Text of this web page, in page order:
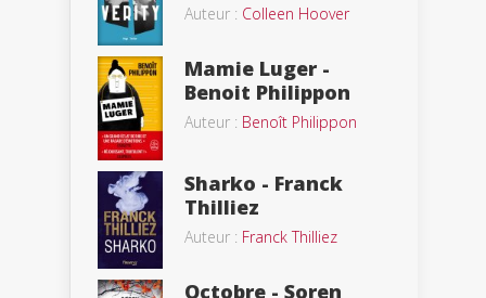
Auteur : Colleen Hoover
Mamie Luger -
Benoit Philippon
Auteur : Benoît Philippon
Sharko - Franck
Thilliez
Auteur : Franck Thilliez
Octobre - Soren